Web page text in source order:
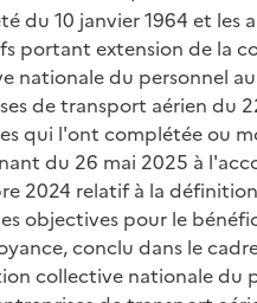
du 10 janvier 1964 et les
portant extension de la
nationale du personnel
de transport aérien du
qui l'ont complétée ou
du 26 mai 2025 à
2024 relatif à la
objectives pour le
conclu dans le
collective nationale du